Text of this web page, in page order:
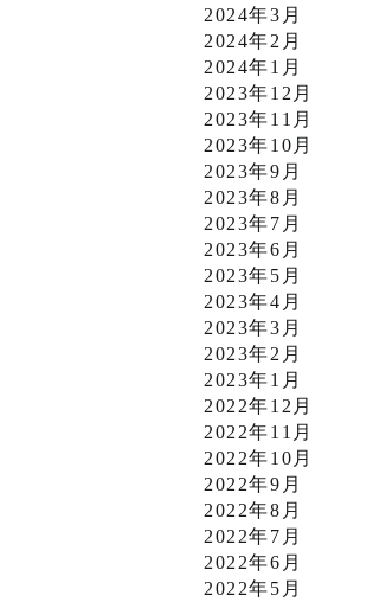
2024年3月
2024年2月
2024年1月
2023年12月
2023年11月
2023年10月
2023年9月
2023年8月
2023年7月
2023年6月
2023年5月
2023年4月
2023年3月
2023年2月
2023年1月
2022年12月
2022年11月
2022年10月
2022年9月
2022年8月
2022年7月
2022年6月
2022年5月